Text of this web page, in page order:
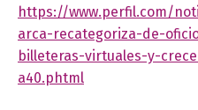
https://www.perfil.com/
arca-recategoriza-de-
billeteras-virtuales-y-
a40.phtml